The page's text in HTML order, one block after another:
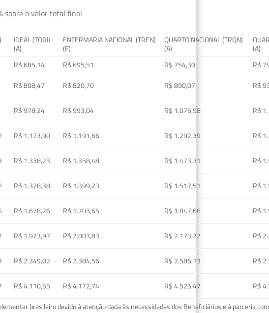
sobre o valor total final
IDEAL (TQRI)
(A)
ENFERMARIA NACIONAL (TREN)
(E)
QUARTO NACIONAL (TRQN)
(A)
(A)
R$ 685,14 R$ 695,51 R$ 754,30
R$
R$ 808,47 R$ 820,70 R$ 890,07
R$
R$ 978,24 R$ 993,04 R$ 1.076,98
R$
R$ 1.173,90 R$ 1.191,66 R$ 1.292,39
R$
R$ 1.338,23 R$ 1.358,48 R$ 1.473,31
R$
R$ 1.378,38 R$ 1.399,23 R$ 1.517,51
R$
R$ 1.678,26 R$ 1.703,65 R$ 1.847,66
R$
R$ 1.973,97 R$ 2.003,83 R$ 2.173,22
R$
R$ 2.349,02 R$ 2.384,56 R$ 2.586,13
R$
R$ 4.110,55 R$ 4.172,74 R$ 4.525,47
R$
brasileiro devido à atenção dada às necessidades dos Beneficiários e à parceria